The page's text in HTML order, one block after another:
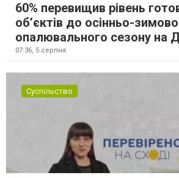
60% перевищив рівень
об’єктів до осінньо-
опалювального сезону на
07:36, 5 серпня
Суспільство